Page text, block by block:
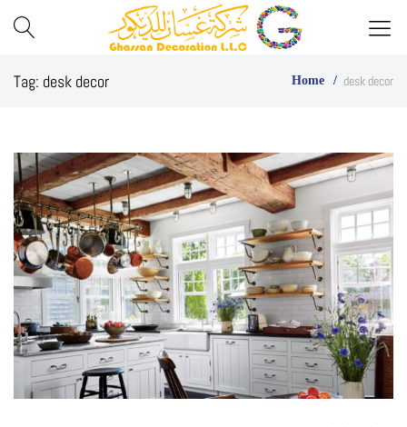
Ghassan
Best
Company
in
UAE
Tag: desk decor Home desk decor